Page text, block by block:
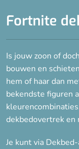
Fortnite
Is jouw zoon of
bouwen en
hem of haar dan
bekendste figuren
dekbedovertrek en
Je kunt via